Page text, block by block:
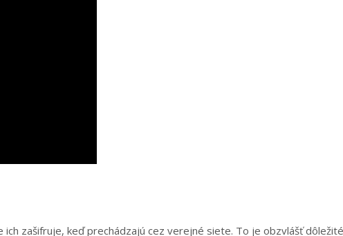
zašifruje, keď prechádzajú cez verejné siete. To je obzvlášť